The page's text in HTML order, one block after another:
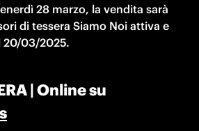
28 marzo, la vendita sarà
di tessera Siamo Noi attiva e
03/2025.
| Online su